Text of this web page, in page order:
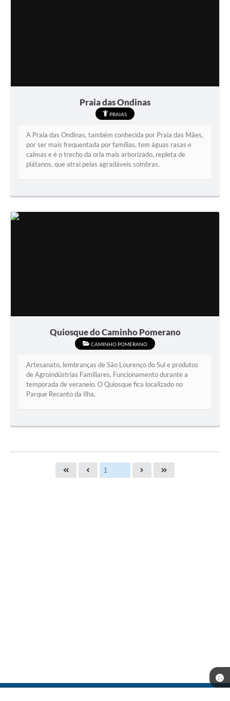
Praia das Ondinas
PRAIAS
A Praia das Ondinas, também conhecida por Praia das Mães,
por ser mais frequentada por famílias, tem águas rasas e
calmas e é o trecho da orla mais arborizado, repleta de
plátanos, que atrai pelas agradáveis sombras.
Quiosque do Caminho Pomerano
CAMINHO POMERANO
Artesanato, lembranças de São Lourenço do Sul e produtos
de Agroindústrias Familiares. Funcionamento durante a
temporada de veraneio. O Quiosque fica localizado no
Parque Recanto da Ilha.